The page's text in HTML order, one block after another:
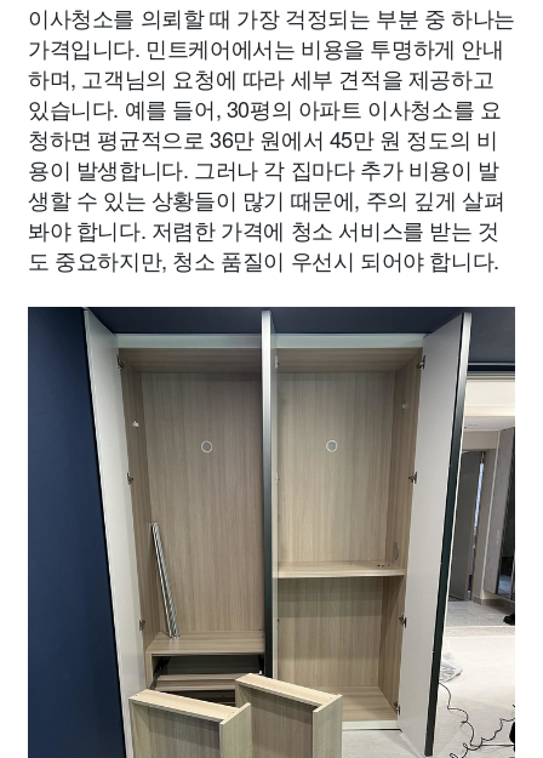
이사청소를 의뢰할 때 가장 걱정되는 부분 중 하나는
가격입니다. 민트케어에서는 비용을 투명하게 안내
하며, 고객님의 요청에 따라 세부 견적을 제공하고
있습니다. 예를 들어, 30평의 아파트 이사청소를 요
청하면 평균적으로 36만 원에서 45만 원 정도의 비
용이 발생합니다. 그러나 각 집마다 추가 비용이 발
생할 수 있는 상황들이 많기 때문에, 주의 깊게 살펴
봐야 합니다. 저렴한 가격에 청소 서비스를 받는 것
도 중요하지만, 청소 품질이 우선시 되어야 합니다.